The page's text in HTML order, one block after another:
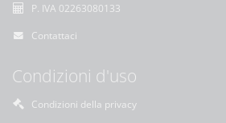
P. IVA 02263080133
Contattaci
Condizioni d'uso
Condizioni della privacy